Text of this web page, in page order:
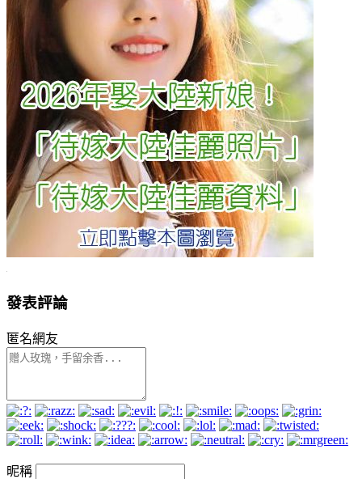
發表評論
匿名網友
昵稱